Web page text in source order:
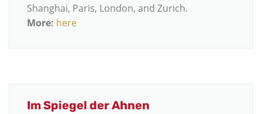
Shanghai, Paris, London, and Zurich.
More: here
Im Spiegel der Ahnen